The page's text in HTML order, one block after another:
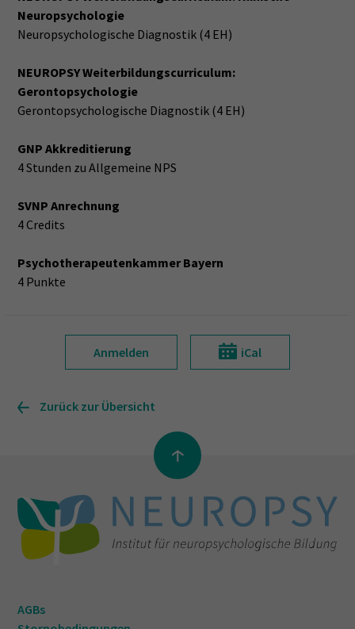
Neuropsychologie
Neuropsychologische Diagnostik (4 EH)
NEUROPSY Weiterbildungscurriculum:
Gerontopsychologie
Gerontopsychologische Diagnostik (4 EH)
GNP Akkreditierung
4 Stunden zu Allgemeine NPS
SVNP Anrechnung
4 Credits
Psychotherapeutenkammer Bayern
4 Punkte
Anmelden iCal
Zurück zur Übersicht
AGBs